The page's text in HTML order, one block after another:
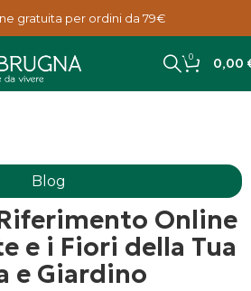
gratuita per ordini da 79€
0 0,00
Blog
Online
e i Fiori della Tua
e Giardino